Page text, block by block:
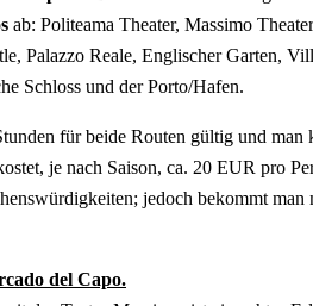
ab: Politeama Theater, Massimo
Palazzo Reale, Englischer Garten,
Schloss und der Porto/Hafen.
für beide Routen gültig und man
je nach Saison, ca. 20 EUR pro
jedoch bekommt man
del Capo.